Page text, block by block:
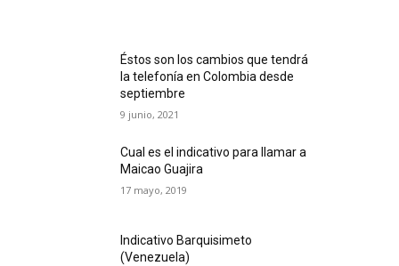
Éstos son los cambios que tendrá
la telefonía en Colombia desde
septiembre
9 junio, 2021
Cual es el indicativo para llamar a
Maicao Guajira
17 mayo, 2019
Indicativo Barquisimeto
(Venezuela)